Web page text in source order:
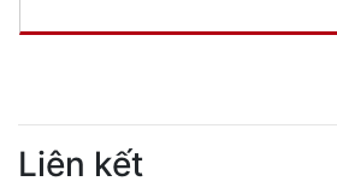
Liên kết